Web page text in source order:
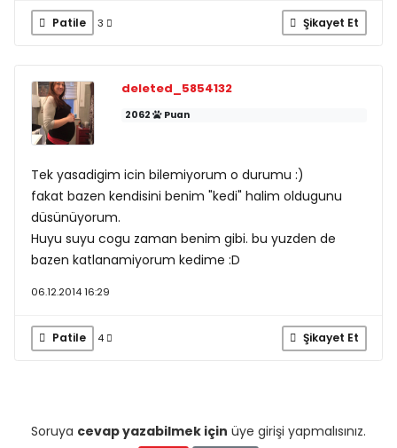
Patile 3 Şikayet Et
deleted_5854132
2062 Puan
Tek yasadigim icin bilemiyorum o durumu :)
fakat bazen kendisini benim "kedi" halim oldugunu
düsünüyorum.
Huyu suyu cogu zaman benim gibi. bu yuzden de
bazen katlanamiyorum kedime :D
06.12.2014 16:29
Patile 4 Şikayet Et
Soruya cevap yazabilmek için üye girişi yapmalısınız.